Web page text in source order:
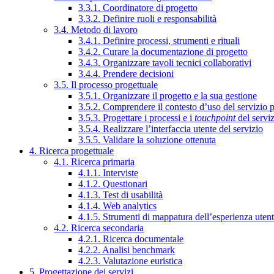
3.3.1. Coordinatore di progetto
3.3.2. Definire ruoli e responsabilità
3.4. Metodo di lavoro
3.4.1. Definire processi, strumenti e rituali
3.4.2. Curare la documentazione di progetto
3.4.3. Organizzare tavoli tecnici collaborativi
3.4.4. Prendere decisioni
3.5. Il processo progettuale
3.5.1. Organizzare il progetto e la sua gestione
3.5.2. Comprendere il contesto d’uso del servizio
3.5.3. Progettare i processi e i touchpointdel
3.5.4. Realizzare l’interfaccia utente del servizio
3.5.5. Validare la soluzione ottenuta
4. Ricerca progettuale
4.1. Ricerca primaria
4.1.1. Interviste
4.1.2. Questionari
4.1.3. Test di usabilità
4.1.4. Web analytics
4.1.5. Strumenti di mappatura dell’esperienza
4.2. Ricerca secondaria
4.2.1. Ricerca documentale
4.2.2. Analisi benchmark
4.2.3. Valutazione euristica
5. Progettazione dei servizi